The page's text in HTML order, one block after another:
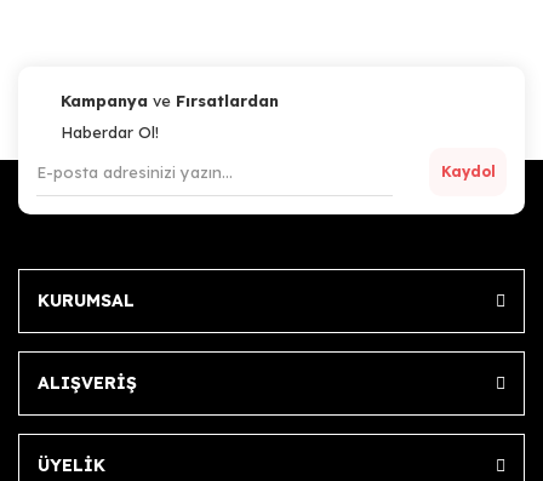
Kampanya ve Fırsatlardan
Haberdar Ol!
Kaydol
KURUMSAL
ALIŞVERİŞ
ÜYELİK